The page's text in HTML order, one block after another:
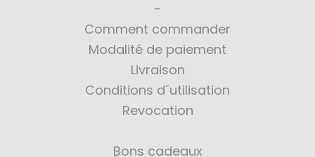
Comment commander
Modalité de paiement
Livraison
Conditions d´utilisation
Revocation
Bons cadeaux